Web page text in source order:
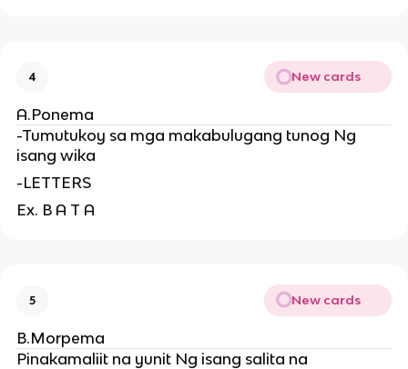
4 New cards
A.Ponema
-Tumutukoy sa mga makabulugang tunog Ng
isang wika
-LETTERS
Ex. B A T A
5 New cards
B.Morpema
Pinakamaliit na yunit Ng isang salita na